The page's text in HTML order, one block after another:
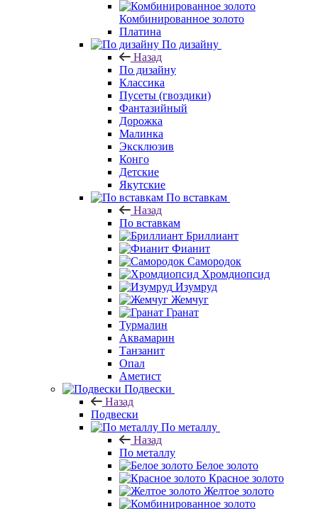
Комбинированное золото
Платина
По дизайну
Назад
По дизайну
Классика
Пусеты (гвоздики)
Фантазийный
Дорожка
Малинка
Эксклюзив
Конго
Детские
Якутские
По вставкам
Назад
По вставкам
Бриллиант
Фианит
Самородок
Хромдиопсид
Изумруд
Жемчуг
Гранат
Турмалин
Аквамарин
Танзанит
Опал
Аметист
Подвески
Назад
Подвески
По металлу
Назад
По металлу
Белое золото
Красное золото
Желтое золото